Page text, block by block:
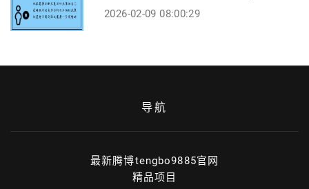
2026-02-09 08:00:29
导航
最新腾博tengbo9885官网
精品项目